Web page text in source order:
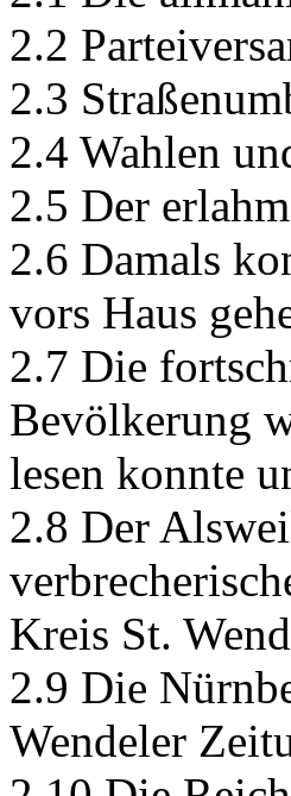
2.2
2.3
2.4 Wahlen
2.5 Der
2.6 Damals
vors Haus
2.7 Die
Bevölkerung
lesen konnte
2.8 Der
Kreis St.
2.9 Die
Wendeler